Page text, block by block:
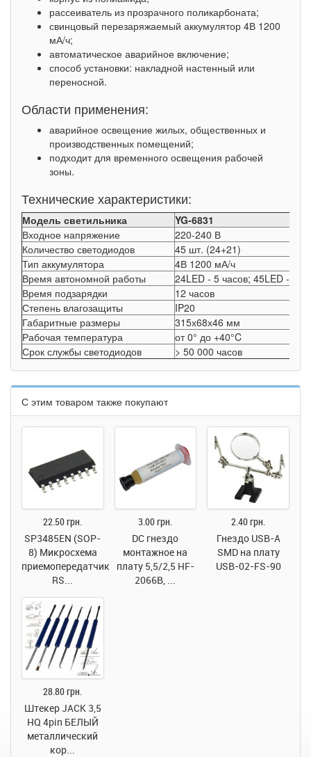
рассеиватель из прозрачного поликарбоната;
свинцовый перезаряжаемый аккумулятор 4В 1200
мА/ч;
автоматическое аварийное включение;
способ установки: накладной настенный или
переносной.
Области применения:
аварийное освещение жилых, общественных и
производственных помещений;
подходит для временного освещения рабочей
зоны.
Технические характеристики:
Модель светильника
YG-6831
Входное напряжение
220-240 В
Количество светодиодов
45 шт. (24+21)
Тип аккумулятора
4В 1200 мА/ч
Время автономной работы
24LED - 5 часов; 45LED - 10
Время подзарядки
12 часов
Степень влагозащиты
IP20
Габаритные размеры
315х68х46 мм
Рабочая температура
от 0° до +40°C
Срок службы светодиодов
> 50 000 часов
С этим товаром также покупают
22.50 грн.
SP3485EN (SOP-
8) Микросхема
приемопередатчик
RS...
3.00 грн.
DC гнездо
монтажное на
плату 5,5/2,5 HF-
2066B, ...
2.40 грн.
Гнездо USB-A
SMD на плату
USB-02-FS-90
28.80 грн.
Штекер JACK 3,5
HQ 4pin БЕЛЫЙ
металлический
кор...